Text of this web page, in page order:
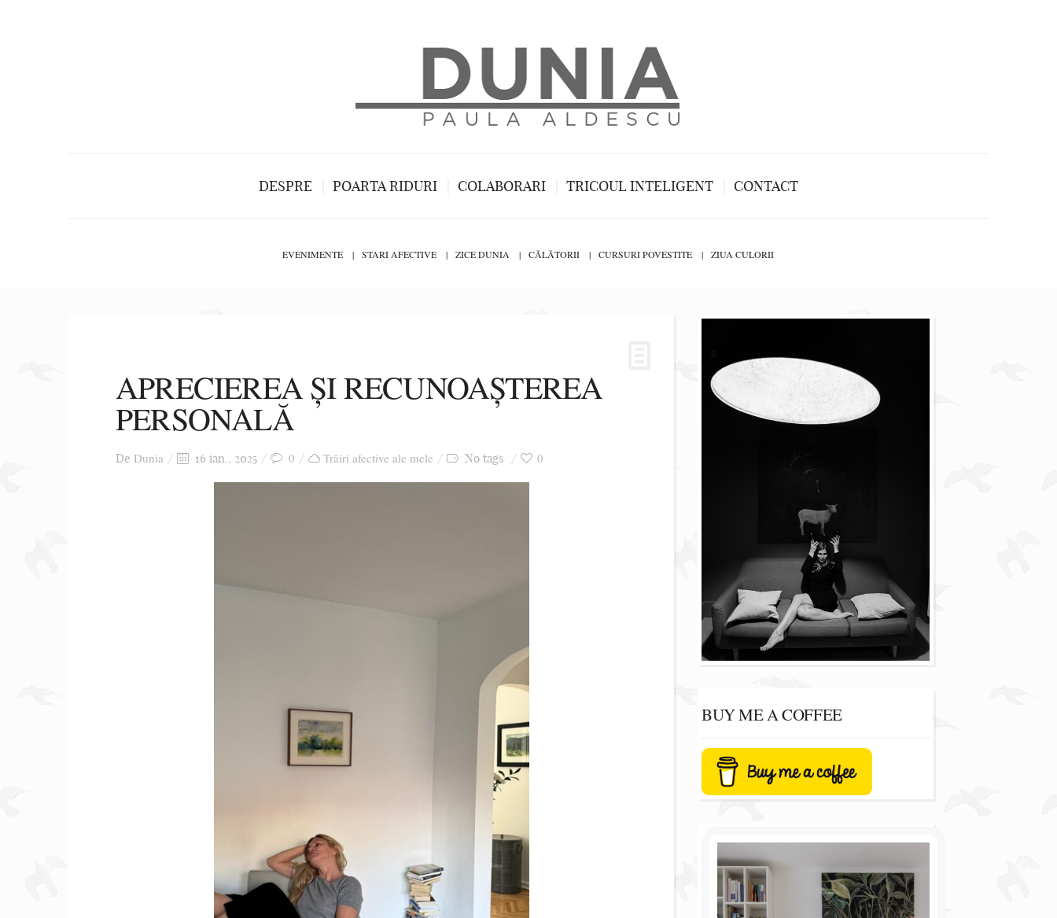
DESPRE POARTA RIDURI COLABORARI TRICOUL INTELIGENT CONTACT
EVENIMENTE STARI AFECTIVE ZICE DUNIA CĂLĂTORII CURSURI POVESTITE ZIUA CULORII
APRECIEREA ȘI RECUNOAȘTEREA
PERSONALĂ
De Dunia 16 ian., 2025 0 Trăiri afective ale mele No tags 0
BUY ME A COFFEE